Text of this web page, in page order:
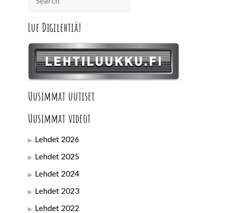
Lue Digilehtiä!
Uusimmat uutiset
Uusimmat videot
Lehdet 2026
Lehdet 2025
Lehdet 2024
Lehdet 2023
Lehdet 2022